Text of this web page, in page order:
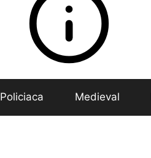
Policiaca Medieval